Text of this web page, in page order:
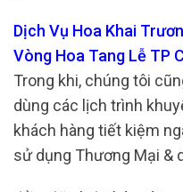
Dịch Vụ Hoa Khai
Vòng Hoa Tang Lễ TP
Trong khi, chúng tôi
dùng các lịch trình
khách hàng tiết kiệm
sử dụng Thương Mại &